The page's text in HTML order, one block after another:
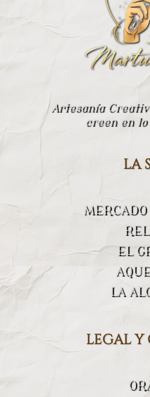
Artesanía
creen en
la
EL
LA
legal